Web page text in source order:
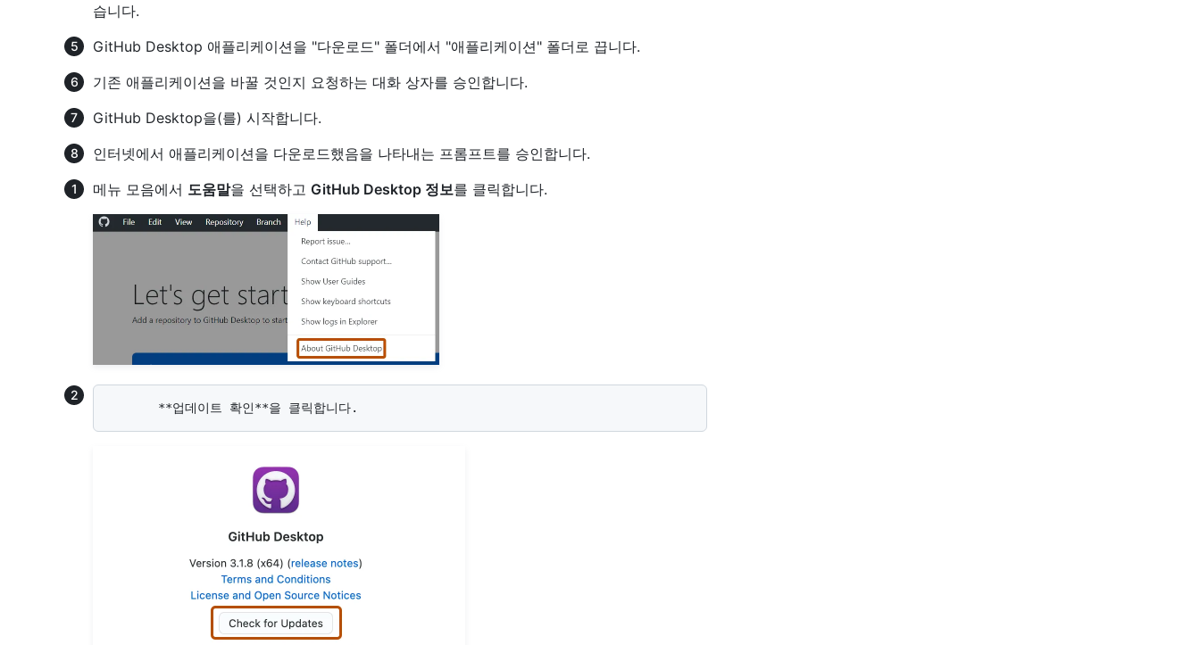
습니다.
GitHub Desktop 애플리케이션을 "다운로드" 폴더에서 "애플리케이션" 폴더로 끕니다.
기존 애플리케이션을 바꿀 것인지 요청하는 대화 상자를 승인합니다.
GitHub Desktop을(를) 시작합니다.
인터넷에서 애플리케이션을 다운로드했음을 나타내는 프롬프트를 승인합니다.
메뉴 모음에서 도움말을 선택하고 GitHub Desktop 정보를 클릭합니다.